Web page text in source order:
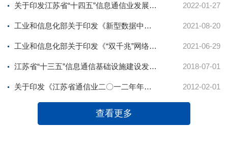
关于印发江苏省“十四五”信息通信业发展规划的通知 2022-01-27
工业和信息化部关于印发《新型数据中心发展三年行动计划（2021-2023年）》的通知 2021-08-20
工业和信息化部关于印发《“双千兆”网络协同发展行动计划（2021-2023年）》的通知 2021-06-29
江苏省“十三五”信息通信基础设施建设发展规划 2018-07-01
关于印发《江苏省通信业二〇一二年年度滚动发展计划（2012—2014）》的通知 2012-02-01
查看更多